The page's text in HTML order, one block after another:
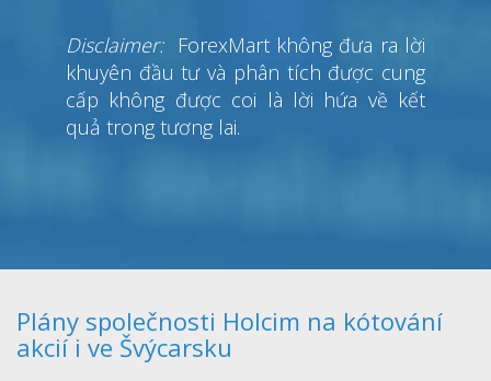
Disclaimer: ForexMart không đưa ra lời
khuyên đầu tư và phân tích được cung
cấp không được coi là lời hứa về kết
quả trong tương lai.
Plány společnosti Holcim na kótování
akcií i ve Švýcarsku